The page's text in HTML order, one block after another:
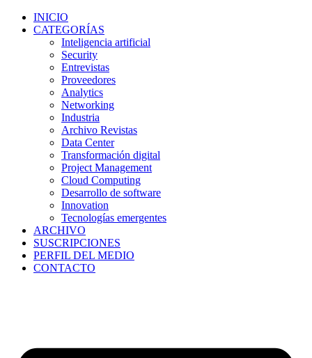
INICIO
CATEGORÍAS
Inteligencia artificial
Security
Entrevistas
Proveedores
Analytics
Networking
Industria
Archivo Revistas
Data Center
Transformación digital
Project Management
Cloud Computing
Desarrollo de software
Innovation
Tecnologías emergentes
ARCHIVO
SUSCRIPCIONES
PERFIL DEL MEDIO
CONTACTO